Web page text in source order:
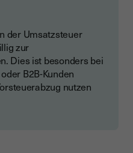
der Umsatzsteuer
zur
Dies ist besonders bei
B2B-Kunden
nutzen